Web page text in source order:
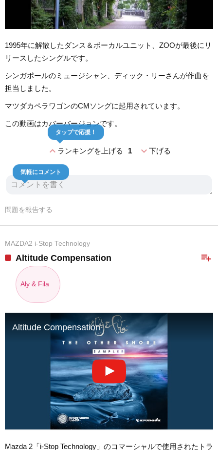
1995年に解散したダンス＆ボーカルユニット、ZOOが最後にリ
リースしたシングルです。
シンガポールのミュージシャン、ディック・リーさんが作曲を
担当しました。
マツダカペラワゴンのCMソングに起用されています。
この動画はカバーバージョンです。
expand_lessランキングを上げる 1
タップで応援！
expand_more下げる
気軽にコメント
問題を報告する
MAZDA2 i-Stop Technology
playlist_add
Altitude Compensation
Aly & Fila
Altitude Compensation
Mazda 2「i-Stop Technology」のコマーシャルで使用されたトラ